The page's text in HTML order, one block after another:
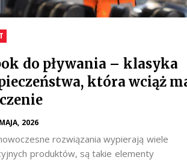
do pływania – klasyka
która wciąż
2026
rozwiązania wypierają wiele
produktów, są takie elementy